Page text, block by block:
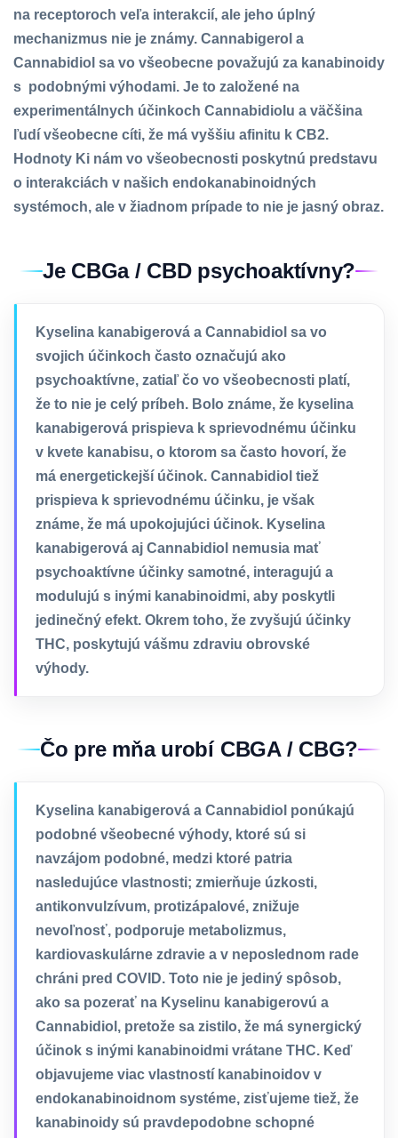
na receptoroch veľa interakcií, ale jeho úplný
mechanizmus nie je známy. Cannabigerol a
Cannabidiol sa vo všeobecne považujú za kanabinoidy
s podobnými výhodami. Je to založené na
experimentálnych účinkoch Cannabidiolu a väčšina
ľudí všeobecne cíti, že má vyššiu afinitu k CB2.
Hodnoty Ki nám vo všeobecnosti poskytnú predstavu
o interakciách v našich endokanabinoidných
systémoch, ale v žiadnom prípade to nie je jasný obraz.
Je CBGa / CBD psychoaktívny?
Kyselina kanabigerová a Cannabidiol sa vo
svojich účinkoch často označujú ako
psychoaktívne, zatiaľ čo vo všeobecnosti platí,
že to nie je celý príbeh. Bolo známe, že kyselina
kanabigerová prispieva k sprievodnému účinku
v kvete kanabisu, o ktorom sa často hovorí, že
má energetickejší účinok. Cannabidiol tiež
prispieva k sprievodnému účinku, je však
známe, že má upokojujúci účinok. Kyselina
kanabigerová aj Cannabidiol nemusia mať
psychoaktívne účinky samotné, interagujú a
modulujú s inými kanabinoidmi, aby poskytli
jedinečný efekt. Okrem toho, že zvyšujú účinky
THC, poskytujú vášmu zdraviu obrovské
výhody.
Čo pre mňa urobí CBGA / CBG?
Kyselina kanabigerová a Cannabidiol ponúkajú
podobné všeobecné výhody, ktoré sú si
navzájom podobné, medzi ktoré patria
nasledujúce vlastnosti; zmierňuje úzkosti,
antikonvulzívum, protizápalové, znižuje
nevoľnosť, podporuje metabolizmus,
kardiovaskulárne zdravie a v neposlednom rade
chráni pred COVID. Toto nie je jediný spôsob,
ako sa pozerať na Kyselinu kanabigerovú a
Cannabidiol, pretože sa zistilo, že má synergický
účinok s inými kanabinoidmi vrátane THC. Keď
objavujeme viac vlastností kanabinoidov v
endokanabinoidnom systéme, zisťujeme tiež, že
kanabinoidy sú pravdepodobne schopné